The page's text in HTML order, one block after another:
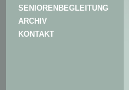
SENIORENBEGLEITUNG
ARCHIV
KONTAKT